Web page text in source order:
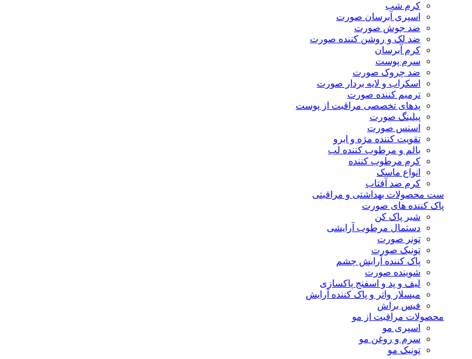
کرم شب
اسپری آبرسان صورت
ضد جوش صورت
ضد لک و روشن کننده صورت
کرم آبرسان
سرم پوست
ضد چروک صورت
اسکراب و لایه بردار صورت
ترمیم کننده صورت
پدهای تخصصی مراقبت از پوست
پیلینگ صورت
اسنس صورت
تقویت کننده مژه و ابرو
بالم و مرطوب کننده لب
کرم مرطوب کننده
انواع ماسک
کرم ضد آفتاب
ست محصولات بهداشتی و مراقبتی
پاک کننده های صورت
شیر پاک کن
دستمال مرطوب آرایشی
تونر صورت
تونیک صورت
پاک کننده آرایش چشم
شوینده صورت
لیف و پد و اسفنج پاکسازی
میسلار واتر و پاک کننده آرایش
فیس براش
محصولات مراقبت از مو
اسپری مو
سرم و روغن مو
تونیک مو